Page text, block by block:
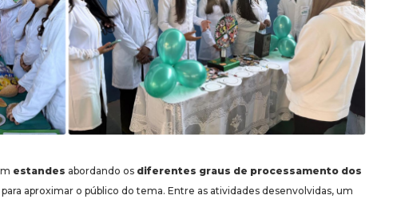
estandes abordando os diferentes graus de processamento dos
aproximar o público do tema. Entre as atividades desenvolvidas, um